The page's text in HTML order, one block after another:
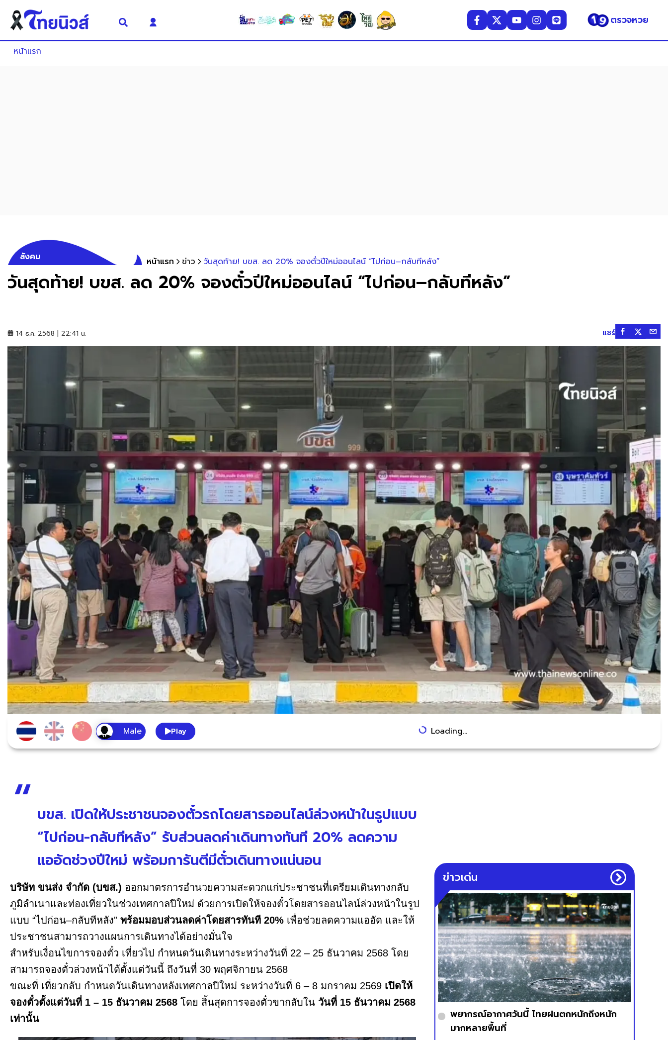
ตรวจหวย
หน้าแรก
สังคม หน้าแรก ข่าว วันสุดท้าย! บขส. ลด 20% จองตั๋วปีใหม่ออนไลน์ “ไปก่อน–กลับทีหลัง”
วันสุดท้าย! บขส. ลด 20% จองตั๋วปีใหม่ออนไลน์ “ไปก่อน–กลับทีหลัง”
14 ธ.ค. 2568 | 22:41 น. แชร์
Play Loading...
บขส. เปิดให้ประชาชนจองตั๋วรถโดยสารออนไลน์ล่วงหน้าในรูปแบบ
“ไปก่อน-กลับทีหลัง” รับส่วนลดค่าเดินทางทันที 20% ลดความ
แออัดช่วงปีใหม่ พร้อมการันตีมีตั๋วเดินทางแน่นอน
บริษัท ขนส่ง จำกัด (บขส.) ออกมาตรการอำนวยความสะดวกแก่ประชาชนที่เตรียมเดินทางกลับ
ภูมิลำเนาและท่องเที่ยวในช่วงเทศกาลปีใหม่ ด้วยการเปิดให้จองตั๋วโดยสารออนไลน์ล่วงหน้าในรูป
แบบ “ไปก่อน–กลับทีหลัง” พร้อมมอบส่วนลดค่าโดยสารทันที 20% เพื่อช่วยลดความแออัด และให้
ประชาชนสามารถวางแผนการเดินทางได้อย่างมั่นใจ
สำหรับเงื่อนไขการจองตั๋ว เที่ยวไป กำหนดวันเดินทางระหว่างวันที่ 22 – 25 ธันวาคม 2568 โดย
สามารถจองตั๋วล่วงหน้าได้ตั้งแต่วันนี้ ถึงวันที่ 30 พฤศจิกายน 2568
ขณะที่ เที่ยวกลับ กำหนดวันเดินทางหลังเทศกาลปีใหม่ ระหว่างวันที่ 6 – 8 มกราคม 2569 เปิดให้
จองตั๋วตั้งแต่วันที่ 1 – 15 ธันวาคม 2568 โดย สิ้นสุดการจองตั๋วขากลับใน วันที่ 15 ธันวาคม 2568
เท่านั้น
ข่าวเด่น
พยากรณ์อากาศวันนี้ ไทยฝนตกหนักถึงหนัก
มากหลายพื้นที่